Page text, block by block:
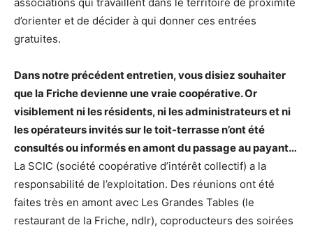
d’orienter et de décider à qui donner ces entrées
gratuites.
Dans notre précédent entretien, vous disiez souhaiter
que la Friche devienne une vraie coopérative. Or
visiblement ni les résidents, ni les administrateurs et ni
les opérateurs invités sur le toit-terrasse n’ont été
consultés ou informés en amont du passage au payant…
La SCIC (société coopérative d’intérêt collectif) a la
responsabilité de l’exploitation. Des réunions ont été
faites très en amont avec Les Grandes Tables (le
restaurant de la Friche, ndlr), coproducteurs des soirées